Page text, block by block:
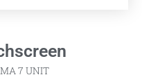
7 UNIT